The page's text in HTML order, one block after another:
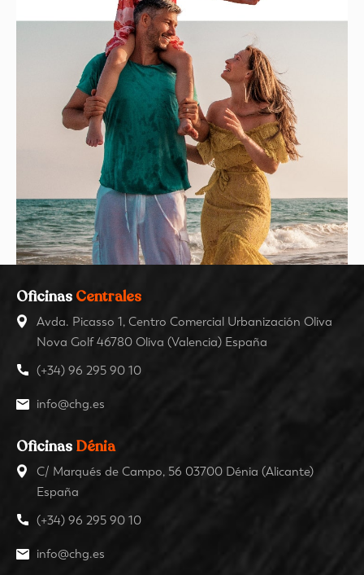
Oficinas Centrales
Avda. Picasso 1, Centro Comercial Urbanización Oliva
Nova Golf 46780 Oliva (Valencia) España
(+34) 96 295 90 10
info@chg.es
Oficinas Dénia
C/ Marqués de Campo, 56 03700 Dénia (Alicante)
España
(+34) 96 295 90 10
info@chg.es